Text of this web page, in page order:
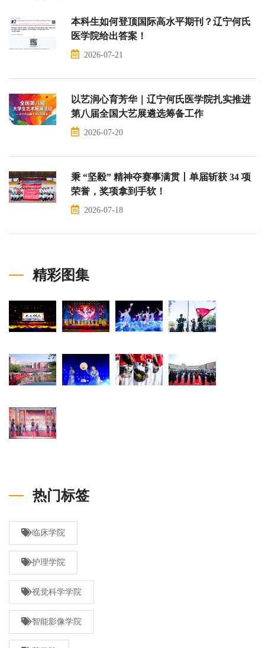
本科生如何登顶国际高水平期刊？辽宁何氏
医学院给出答案！
2026-07-21
以艺润心育芳华｜辽宁何氏医学院扎实推进
第八届全国大艺展遴选筹备工作
2026-07-20
秉 “坚毅” 精神夺赛事满贯丨单届斩获 34 项
荣誉，奖项拿到手软！
2026-07-18
精彩图集
热门标签
临床学院
护理学院
视觉科学学院
智能影像学院